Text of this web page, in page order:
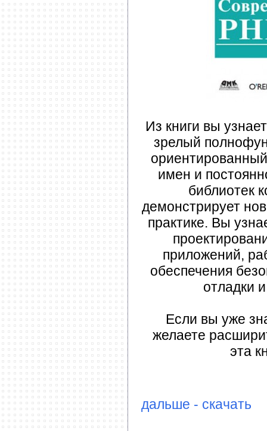
Из книги вы
зрелый
имен и
библиотек
демонстрирует
практике. Вы
приложений,
обеспечения
отладки
Если вы уже
желаете
эта
дальше - скачать